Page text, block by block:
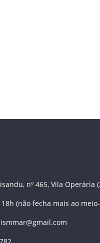
nº 465, Vila Operária
18h (não fecha mais ao